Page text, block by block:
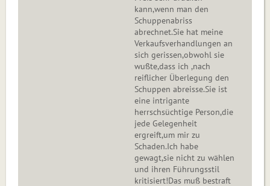
kann,wenn man den
Schuppenabriss
abrechnet.Sie hat meine
Verkaufsverhandlungen an
sich gerissen,obwohl sie
wußte,dass ich ,nach
reiflicher Überlegung den
Schuppen abreisse.Sie ist
eine intrigante
herrschsüchtige Person,die
jede Gelegenheit
ergreift,um mir zu
Schaden.Ich habe
gewagt,sie nicht zu wählen
und ihren Führungsstil
kritisiert!Das muß bestraft